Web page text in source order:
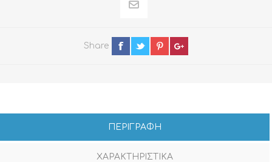
Share
ΠΕΡΙΓΡΑΦΗ
ΧΑΡΑΚΤΗΡΙΣΤΙΚΑ